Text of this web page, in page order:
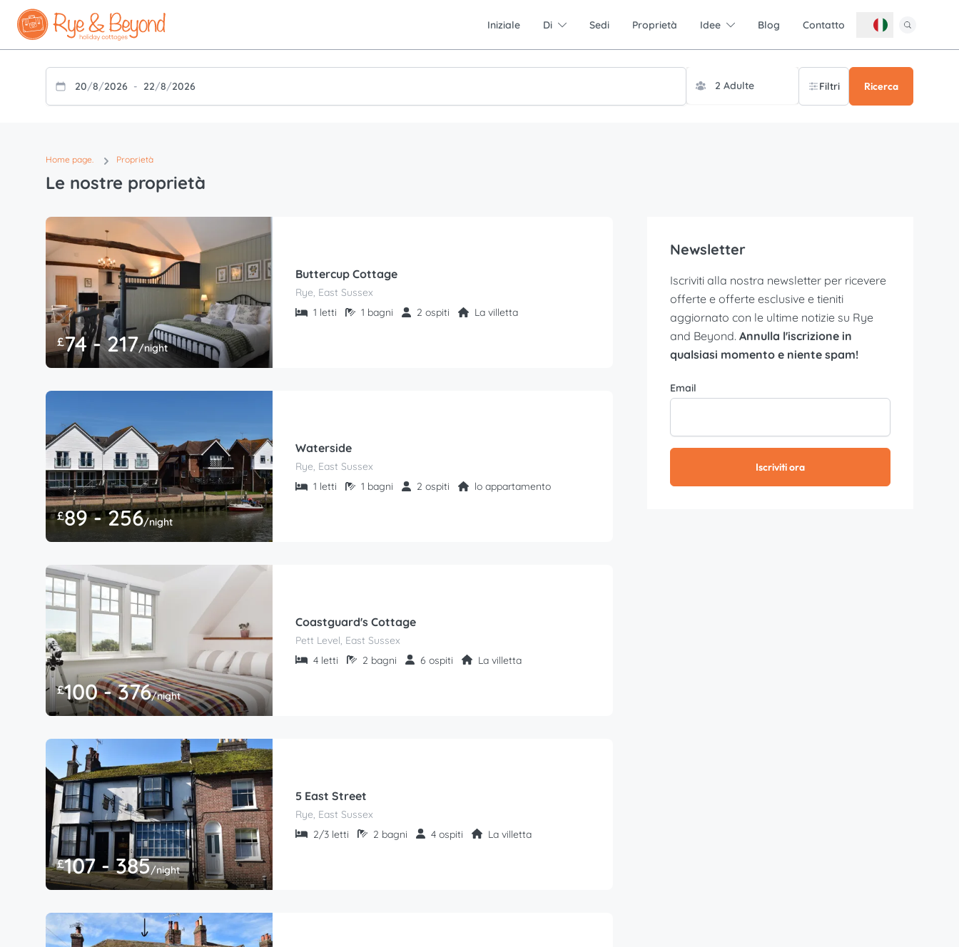
Iniziale Di Sedi Proprietà Idee Blog Contatto
20/8/2026 - 22/8/2026 Filtri Ricerca
Home page. Proprietà
Le nostre proprietà
£74 - 217/night
Buttercup Cottage
Rye, East Sussex
1 letti
1 bagni 2 ospiti La villetta
£89 - 256/night
Waterside
Rye, East Sussex
1 letti
1 bagni 2 ospiti lo appartamento
£100 - 376/night
Coastguard's Cottage
Pett Level, East Sussex
4 letti
2 bagni 6 ospiti La villetta
£107 - 385/night
5 East Street
Rye, East Sussex
2/3 letti
2 bagni 4 ospiti La villetta
Newsletter
Iscriviti alla nostra newsletter per ricevere
offerte e offerte esclusive e tieniti
aggiornato con le ultime notizie su Rye
and Beyond. Annulla l'iscrizione in
qualsiasi momento e niente spam!
Email
Iscriviti ora